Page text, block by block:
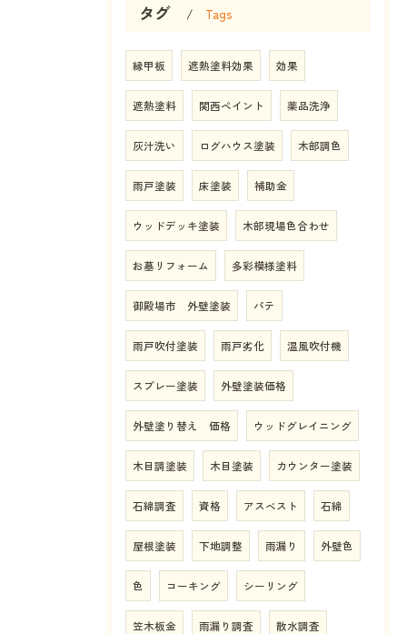
タグ Tags
縁甲板 遮熱塗料効果 効果
遮熱塗料 関西ペイント 薬品洗浄
灰汁洗い ログハウス塗装 木部調色
雨戸塗装 床塗装 補助金
ウッドデッキ塗装 木部現場色合わせ
お墓リフォーム 多彩模様塗料
御殿場市 外壁塗装 パテ
雨戸吹付塗装 雨戸劣化 温風吹付機
スプレー塗装 外壁塗装価格
外壁塗り替え 価格 ウッドグレイニング
木目調塗装 木目塗装 カウンター塗装
石綿調査 資格 アスベスト 石綿
屋根塗装 下地調整 雨漏り 外壁色
色 コーキング シーリング
笠木板金 雨漏り調査 散水調査